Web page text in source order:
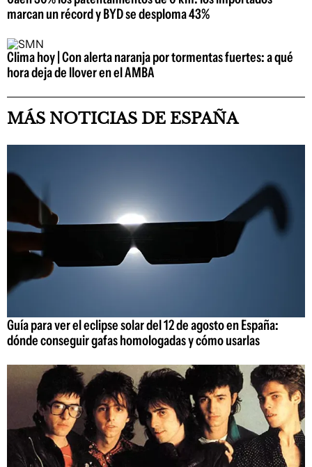
marcan un récord y BYD se desploma 43%
Clima hoy | Con alerta naranja por tormentas fuertes: a qué
hora deja de llover en el AMBA
MÁS NOTICIAS DE ESPAÑA
Guía para ver el eclipse solar del 12 de agosto en España:
dónde conseguir gafas homologadas y cómo usarlas